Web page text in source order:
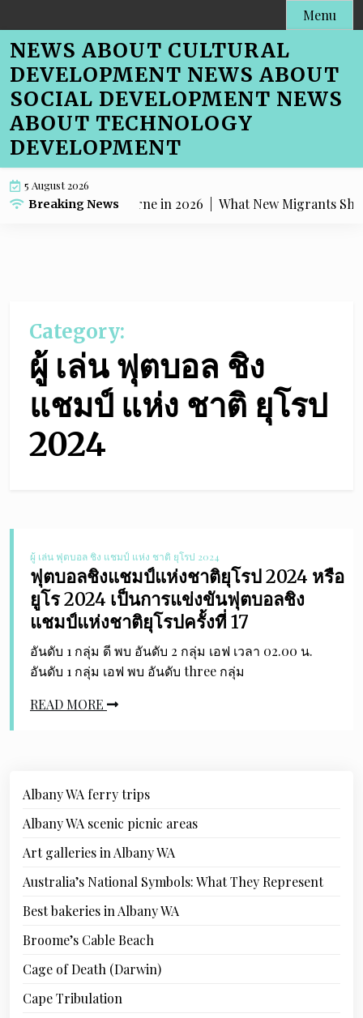
to
content
Menu
NEWS ABOUT CULTURAL
DEVELOPMENT NEWS ABOUT
SOCIAL DEVELOPMENT NEWS
ABOUT TECHNOLOGY
DEVELOPMENT
5 August 2026
Breaking News
Shaping Melbourne in 2026 |What New Migrants
Category:
ผู้ เล่น ฟุตบอล ชิง
แชมป์ แห่ง ชาติ ยุโรป
2024
ผู้ เล่น ฟุตบอล ชิง แชมป์ แห่ง ชาติ ยุโรป 2024
ฟุตบอลชิงแชมป์แห่งชาติยุโรป 2024 หรือ
ยูโร 2024 เป็นการแข่งขันฟุตบอลชิง
แชมป์แห่งชาติยุโรปครั้งที่ 17
อันดับ 1 กลุ่ม ดี พบ อันดับ 2 กลุ่ม เอฟ เวลา 02.00 น.
อันดับ 1 กลุ่ม เอฟ พบ อันดับ three กลุ่ม
READ MORE
Albany WA ferry trips
Albany WA scenic picnic areas
Art galleries in Albany WA
Australia’s National Symbols: What They Represent
Best bakeries in Albany WA
Broome’s Cable Beach
Cage of Death (Darwin)
Cape Tribulation